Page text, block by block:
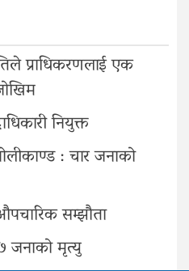
प्राधिकरणलाई एक
नियुक्त
: चार जनाको
सम्झौता
जनाको मृत्यु